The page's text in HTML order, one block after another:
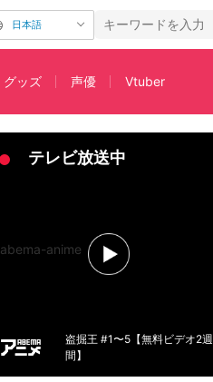
日本語
グッズ 声優 Vtuber
テレビ放送中
盗掘王 #1〜5【無料ビデオ2週
間】